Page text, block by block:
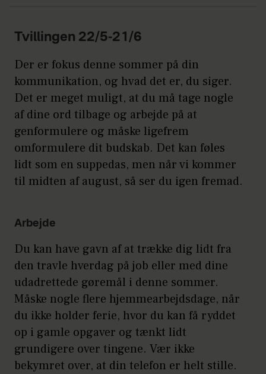
Tvillingen 22/5-21/6
Der er fokus denne sommer på din
kommunikation, og hvad det er, du siger.
Det er meget muligt, at du må tage nogle
af dine ord tilbage og arbejde på at
genformulere og måske ligefrem
omformulere dit budskab. Det kan føles
lidt som en suppedas, men når vi kommer
til midten af august, så ser du igen fremad.
Arbejde
Du kan have gavn af at trække dig lidt fra
den travle hverdag på job eller med dine
udadrettede gøremål i denne sommer.
Måske nogle flere hjemmearbejdsdage, når
du ikke holder ferie, hvor du kan få ryddet
op i gamle opgaver og tænkt lidt
grundigere over tingene. Vær ikke
bekymret over, at din telefon er helt stille.